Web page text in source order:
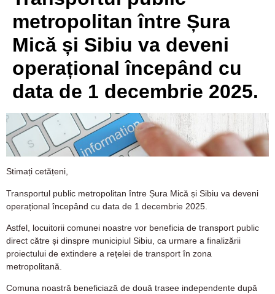
metropolitan între Șura
Mică și Sibiu va deveni
operațional începând cu
data de 1 decembrie 2025.
Stimați cetățeni,
Transportul public metropolitan între Șura Mică și Sibiu va deveni
operațional începând cu data de 1 decembrie 2025.
Astfel, locuitorii comunei noastre vor beneficia de transport public
direct către și dinspre municipiul Sibiu, ca urmare a finalizării
proiectului de extindere a rețelei de transport în zona
metropolitană.
Comuna noastră beneficiază de două trasee independente după